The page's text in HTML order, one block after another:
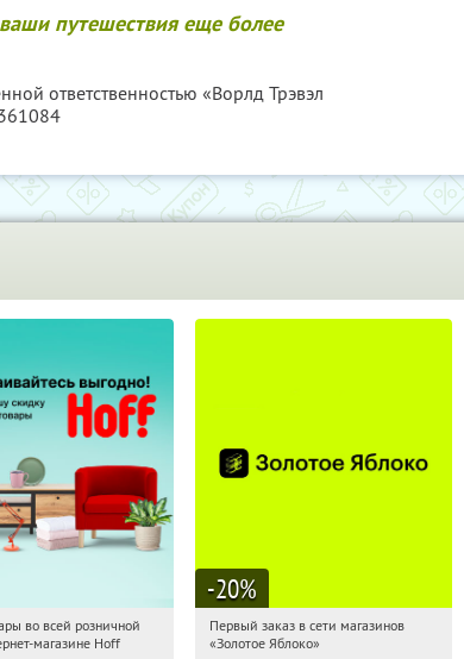
путешествия еще более
ответственностью «Ворлд Трэвэл
Получили:
во всей розничной
магазине Hoff
-20%
17:18:49
Получи первым!
Первый заказ в сети магазинов
«Золотое Яблоко»